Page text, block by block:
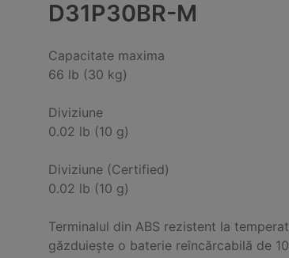
D31P30BR-M
Capacitate maxima
66 lb (30 kg)
Diviziune
0.02 lb (10 g)
Diviziune (Certified)
0.02 lb (10 g)
Terminalul din ABS rezistent la
găzduiește o baterie reîncărcabilă de